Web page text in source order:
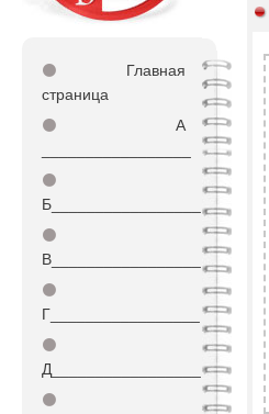
⚫
Главная
страница
⚫
А
⚫
Б_________________
⚫
В_________________
⚫
Г_________________
⚫
Д_________________
⚫